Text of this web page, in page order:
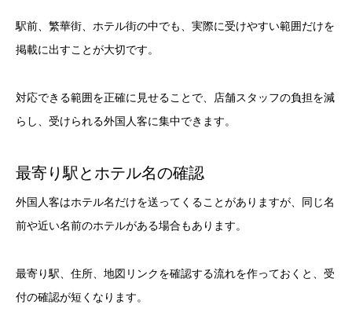
駅前、繁華街、ホテル街の中でも、実際に受けやすい範囲だけを
掲載に出すことが大切です。
対応できる範囲を正確に見せることで、店舗スタッフの負担を減
らし、受けられる外国人客に集中できます。
最寄り駅とホテル名の確認
外国人客はホテル名だけを送ってくることがありますが、同じ名
前や近い名前のホテルがある場合もあります。
最寄り駅、住所、地図リンクを確認する流れを作っておくと、受
付の確認が短くなります。